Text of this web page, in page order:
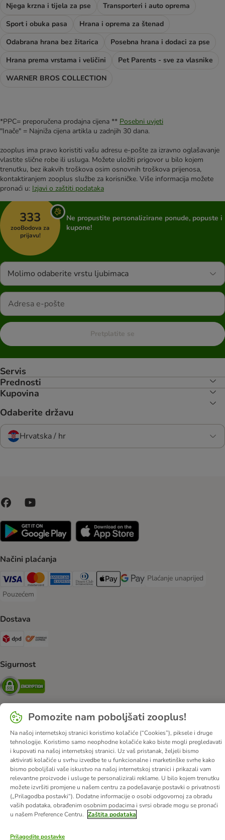
Njega krzna i tijela za pse
Transporteri i auto oprema
Sport i obuka pasa
Hrana i oprema za štenad
Odabrana hrana bez žitarica
Posebna hrana i dodaci za pse
Hrana prema vrstama i veličini
Pet Parents - sve za vlasnike
WARNER BROS COLLECTION
*PPC= preporučena prodajna cijena ** Posebni uvjeti
"Inače" = Najniža cijena artikla u zadnjih 30 dana.
zooplus ima pravo koristiti vašu adresu e-pošte za izravno oglašavanje
vlastite slične robe ili usluga. Možete uložiti prigovor u bilo kojem
trenutku, bez ikakvih troškova osim osnovnih troškova prijenosa,
kontaktiranjem zooplus službe za korisničke. Više informacija možete
pronaći u: Izjavi o zaštiti podataka
333
zooBodova za
prijavu!
Ne propustite personalizirane ponude, popuste i
kupone!
Molimo odaberite vrstu ljubimaca
Pretplatite se
Servis
Prednosti
Kupovina
Odaberite državu
Hrvatska / hr
Načini plaćanja
Visa Payment Method
MasterCard Payment Method
American Express Payment Method
Diners Club Payment Method
Payment MethodGoogle pay Payment Method
Plaćanje unaprijed
Plaćanje unaprijed
Pouzećem
Pouzećem Payment Method
Dostava
DPD Shipping Method
Sigurnost
Security
O nama Karijere Web stranica tvrtke Impressum
DSA
Opći uvjeti poslovanja
Odustati od ugovora
Kontakt
Troškovi slanja i vrijeme dostave
Načini plaćanja
Propisi o uklanjanju otpada
Zaštita podataka
Izjava o pristupačnosti
© zooplus SE2026
Pomozite nam poboljšati zooplus!
Na našoj internetskoj stranici koristimo kolačiće (“Cookies”), piksele i druge
tehnologije. Koristimo samo neophodne kolačiće kako biste mogli pregledavati
i kupovati na našoj internetskoj stranici. Uz vaš pristanak, željeli bismo
aktivirati kolačiće u svrhu izvedbe te u funkcionalne i marketinške svrhe kako
bismo poboljšali vaše iskustvo na našoj internetskoj stranici i prikazali vam
relevantne proizvode i usluge te personalizirali reklame. U bilo kojem trenutku
možete izvršiti promjene u našem centru za podešavanje postavki o privatnosti
(„Prilagodba postavki“). Dodatne informacije o osobi odgovornoj za obradu
vaših podataka, obrađenim osobnim podacima i svrsi obrade mogu se pronaći
u našem Preference Centru. Zaštita podataka
Prilagodite postavke